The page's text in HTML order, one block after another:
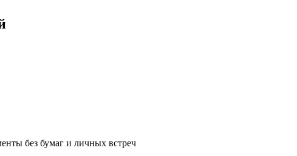
без бумаг и личных встреч